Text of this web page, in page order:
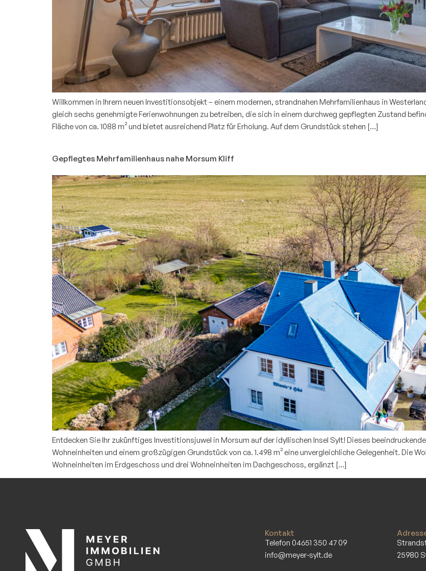
Willkommen in Ihrem neuen Investitionsobjekt – einem modernen, strandnahen Mehrfamilienhaus in
gleich sechs genehmigte Ferienwohnungen zu betreiben, die sich in einem durchweg gepflegten Zustand
Fläche von ca. 1088 m² und bietet ausreichend Platz für Erholung. Auf dem Grundstück stehen […]
Gepflegtes Mehrfamilienhaus nahe Morsum Kliff
Entdecken Sie Ihr zukünftiges Investitionsjuwel in Morsum auf der idyllischen Insel Sylt! Dieses
Wohneinheiten und einem großzügigen Grundstück von ca. 1.498 m² eine unvergleichliche Gelegenheit. Die
Wohneinheiten im Erdgeschoss und drei Wohneinheiten im Dachgeschoss, ergänzt […]
Kontakt
Telefon 04651 350 47 09
info@meyer-sylt.de
25980